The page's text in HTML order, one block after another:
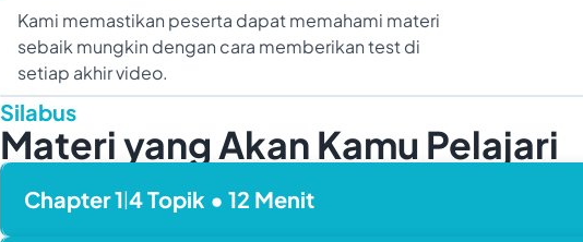
Kami memastikan peserta dapat memahami materi
sebaik mungkin dengan cara memberikan test di
setiap akhir video.
Silabus
Materi yang Akan Kamu Pelajari
Chapter1|4Topik • 12 Menit